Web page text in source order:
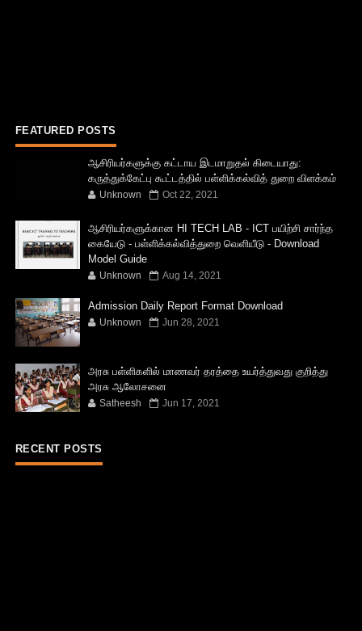
FEATURED POSTS
ஆசிரியர்களுக்கு கட்டாய இடமாறுதல் கிடையாது:
கருத்துக்கேட்பு கூட்டத்தில் பள்ளிக்கல்வித் துறை விளக்கம்
Unknown Oct 22, 2021
ஆசிரியர்களுக்கான HI TECH LAB - ICT பயிற்சி சார்ந்த
கையேடு - பள்ளிக்கல்வித்துறை வெளியீடு - Download
Model Guide
Unknown Aug 14, 2021
Admission Daily Report Format Download
Unknown Jun 28, 2021
அரசு பள்ளிகளில் மாணவர் தரத்தை உயர்த்துவது குறித்து
அரசு ஆலோசனை
Satheesh Jun 17, 2021
RECENT POSTS